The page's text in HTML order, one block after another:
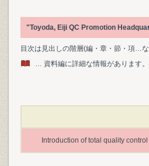
"Toyoda, Eiji QC Promotion
目次は見出しの階層(編・章・節・項…
… 資料編に詳細な情報があります。
Introduction of total quality control